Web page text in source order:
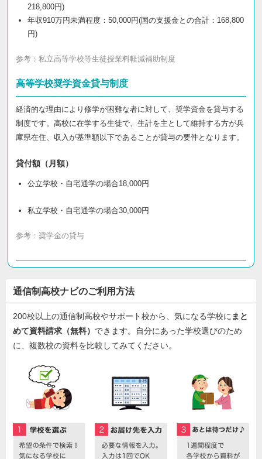
218,800円)
年収910万円未満程度：50,000円(国の支援金との合計：168,800
円)
参考： 私立高等学校等生徒授業料軽減補助制度
高等学校奨学資金貸与制度
経済的な理由により修学が困難な者に対して、奨学資金を貸与する
制度です。高校に在学する生徒で、生計を主として維持する方が兵
庫県在住、収入が基準額以下であることが貸与の要件となります。
貸付額（月額）
公立学校・自宅通学の場合18,000円
私立学校・自宅通学の場合30,000円
参考： 奨学金の貸与
通信制高校ナビのご利用方法
200校以上の通信制高校やサポート校から、気になる学校に まと
めて資料請求（無料） できます。自分にあった学校選びのため
に、複数校の資料を比較してみてください。